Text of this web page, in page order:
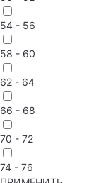
54 - 56
58 - 60
62 - 64
66 - 68
70 - 72
74 - 76